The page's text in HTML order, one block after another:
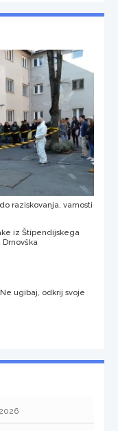
raziskovanja, varnosti
iz Štipendijskega
ugibaj, odkrij svoje